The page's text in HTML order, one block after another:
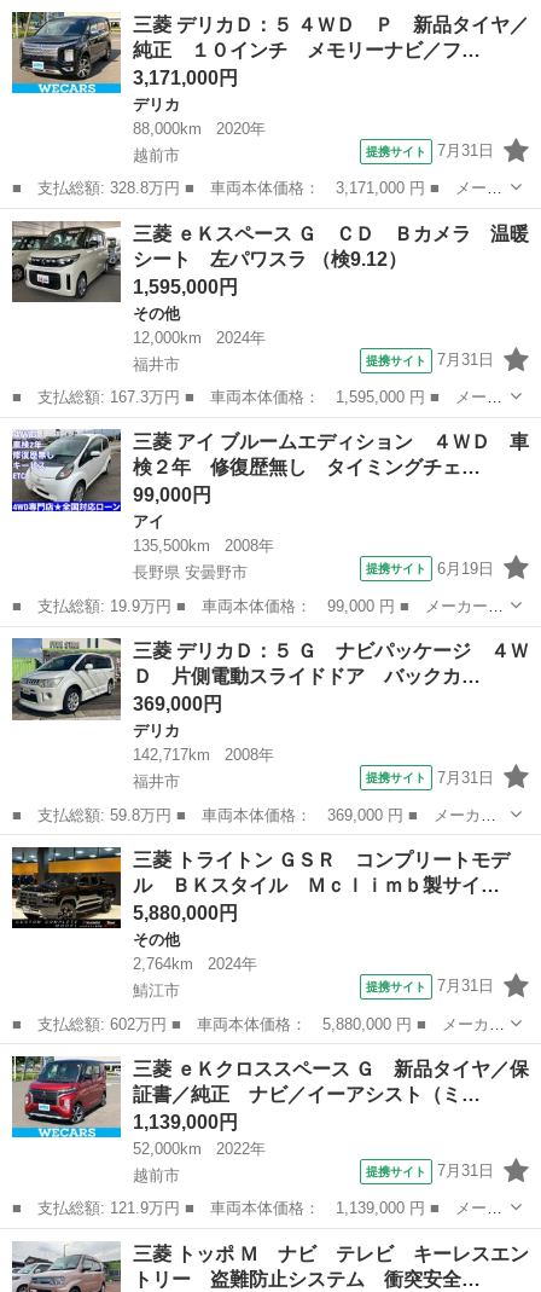
プラスパッケージ ワンオーナー／純正ディスプレイオーディオ／マ
ルチアラ...
福井 敦賀市 三菱
三菱 デリカＤ：５ ４ＷＤ Ｐ 新品タイヤ／
純正 １０インチ メモリーナビ／フ…
3,171,000円
デリカ
88,000km
2020年
越前市
提携サイト 7月31日
■ 支払総額: 328.8万円 ■ 車両本体価格： 3,171,000 円 ■ メーカ
ー名： 三菱 ■ 車種名： デリカＤ：５ ■ グレード名： ４Ｗ
Ｄ Ｐ 新品タイヤ／純正 １０インチ メモリーナビ／フリップダ
ウンモニタ...
福井 越前市 デリカ
三菱 ｅＫスペース Ｇ ＣＤ Ｂカメラ 温暖
シート 左パワスラ （検9.12）
1,595,000円
その他
12,000km
2024年
福井市
提携サイト 7月31日
■ 支払総額: 167.3万円 ■ 車両本体価格： 1,595,000 円 ■ メーカ
ー名： 三菱 ■ 車種名： ｅＫスペース ■ グレード名： Ｇ Ｃ
Ｄ Ｂカメラ 温暖シート 左パワスラ ■ 排気量： 660cc ■ ド...
福井 福井市 その他
三菱 アイ ブルームエディション ４ＷＤ 車
検２年 修復歴無し タイミングチェ…
99,000円
アイ
135,500km
2008年
長野県 安曇野市
提携サイト 6月19日
■ 支払総額: 19.9万円 ■ 車両本体価格： 99,000 円 ■ メーカー
名： 三菱 ■ 車種名： アイ ■ グレード名： ブルームエディシ
ョン ４ＷＤ 車検２年 修復歴無し タイミングチェーン式 ４Ａ
Ｔ 特別限定仕...
長野 安曇野市 アイ
三菱 デリカＤ：５ Ｇ ナビパッケージ ４Ｗ
Ｄ 片側電動スライドドア バックカ…
369,000円
デリカ
142,717km
2008年
福井市
提携サイト 7月31日
■ 支払総額: 59.8万円 ■ 車両本体価格： 369,000 円 ■ メーカー
名： 三菱 ■ 車種名： デリカＤ：５ ■ グレード名： Ｇ ナビ
パッケージ ４ＷＤ 片側電動スライドドア バックカメラ ＨＤＤ
ナビ ＥＴＣ...
福井 福井市 デリカ
三菱 トライトン ＧＳＲ コンプリートモデ
ル ＢＫスタイル Ｍｃｌｉｍｂ製サイ…
5,880,000円
その他
2,764km
2024年
鯖江市
提携サイト 7月31日
■ 支払総額: 602万円 ■ 車両本体価格： 5,880,000 円 ■ メーカー
名： 三菱 ■ 車種名： トライトン ■ グレード名： ＧＳＲ コ
ンプリートモデル ＢＫスタイル Ｍｃｌｉｍｂ製サイド出しマフラ
ー／３０ｍ...
福井 鯖江市 その他
三菱 ｅＫクロススペース Ｇ 新品タイヤ／保
証書／純正 ナビ／イーアシスト（ミ…
1,139,000円
52,000km
2022年
越前市
提携サイト 7月31日
■ 支払総額: 121.9万円 ■ 車両本体価格： 1,139,000 円 ■ メーカ
ー名： 三菱 ■ 車種名： ｅＫクロススペース ■ グレード名：
Ｇ 新品タイヤ／保証書／純正 ナビ／イーアシスト（ミツビシ）／
電動スラ...
福井 越前市 三菱
三菱 トッポ Ｍ ナビ テレビ キーレスエン
トリー 盗難防止システム 衝突安全…